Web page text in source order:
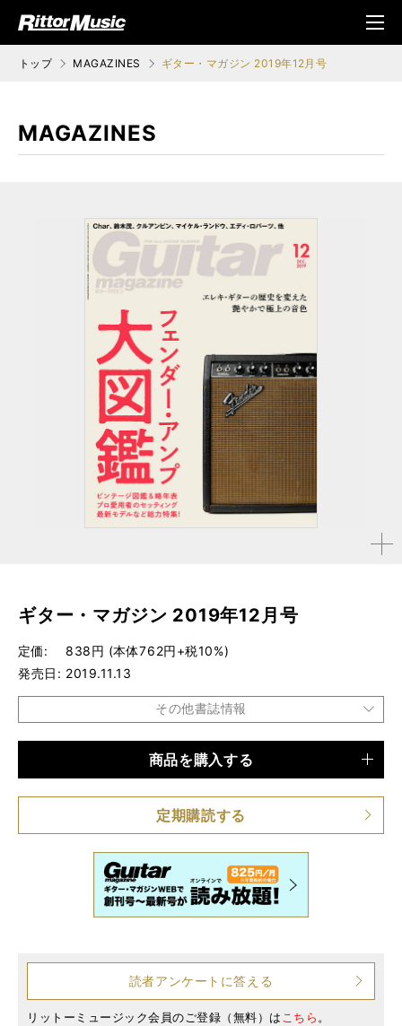
ジック (Rittor Musi
メニ
ュ
トップ MAGAZINES ギター・マガジン 2019年12月号
MAGAZINES
拡大す
ギター・マガジン 2019年12月号
定価
838円 (本体762円+税10%)
発売日
2019.11.13
その他書誌情報
仕様 A4変形判 / 252ページ / 綴込み小冊子付き
商品を購入する
定期購読する
読者アンケートに答える
リットーミュージック会員のご登録（無料）はこちら。